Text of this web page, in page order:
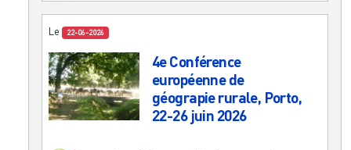
Le 22-06-2026
4e Conférence
européenne de
géograpie rurale, Porto,
22-26 juin 2026